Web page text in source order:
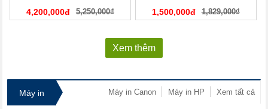
4,200,000đ 5,250,000₫ 1,500,000đ 1,829,000₫
Xem thêm
Máy in Xem tất cả
Máy in HP
Máy in Canon